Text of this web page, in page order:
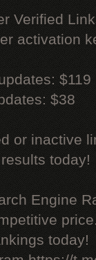
Verified
activation
$119
$38
or inactive
today!
Engine
today!